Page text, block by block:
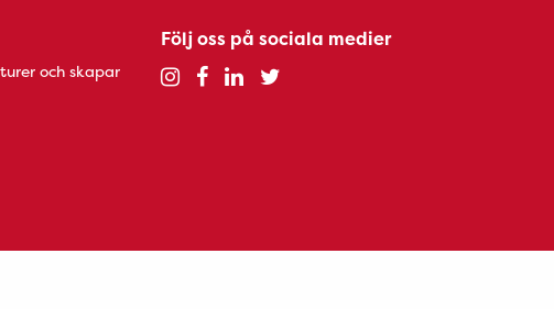
och skapar
Följ oss på sociala medier